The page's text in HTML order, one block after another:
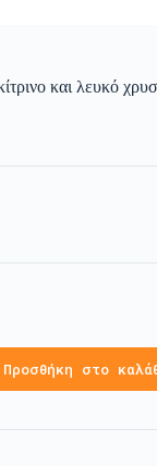
και λευκό
Προσθήκη στο